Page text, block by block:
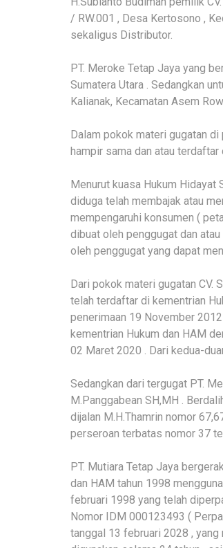
/ RW.001 , Desa Kertosono ,
sekaligus Distributor.
PT. Meroke Tetap Jaya yang
Sumatera Utara . Sedangkan
Kalianak, Kecamatan Asem
Dalam pokok materi gugatan di
hampir sama dan atau terdaftar
Menurut kuasa Hukum Hidayat
diduga telah membajak atau
mempengaruhi konsumen (
dibuat oleh penggugat dan
oleh penggugat yang dapat
Dari pokok materi gugatan CV.
telah terdaftar di kementrian
penerimaan 19 November
kementrian Hukum dan HAM
02 Maret 2020 . Dari kedua-
Sedangkan dari tergugat PT.
M.Panggabean SH,MH .
dijalan M.H.Thamrin nomor
perseroan terbatas nomor 37
PT. Mutiara Tetap Jaya
dan HAM tahun 1998
februari 1998 yang telah
Nomor IDM 000123493 (
tanggal 13 februari 2028 , yang